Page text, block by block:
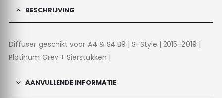
BESCHRIJVING
Diffuser geschikt voor A4 & S4 B9 | S-Style | 2015-2019 |
Platinum Grey + Sierstukken |
AANVULLENDE INFORMATIE